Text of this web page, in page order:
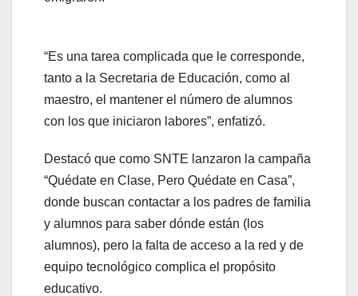
“Es una tarea complicada que le corresponde,
tanto a la Secretaria de Educación, como al
maestro, el mantener el número de alumnos
con los que iniciaron labores”, enfatizó.
Destacó que como SNTE lanzaron la campaña
“Quédate en Clase, Pero Quédate en Casa”,
donde buscan contactar a los padres de familia
y alumnos para saber dónde están (los
alumnos), pero la falta de acceso a la red y de
equipo tecnológico complica el propósito
educativo.